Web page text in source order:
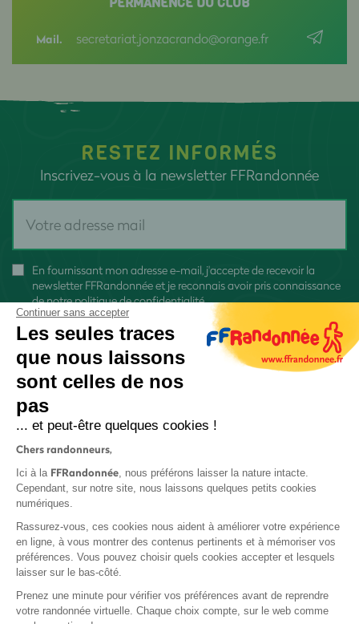
Mail. secretariat.jonzacrando@orange.fr
RESTEZ INFORMÉS
Inscrivez-vous à la newsletter FFRandonnée
En fournissant mon adresse e-mail, j'accepte de recevoir la
newsletter FFRandonnée et je reconnais avoir pris connaissance
denotre politique de confidentialité
Protection des données
Politique de confidentialité
Continuer sans accepter
Les seules traces
que nous laissons
sont celles de nos
pas
... et peut-être quelques cookies !
Chers randonneurs,
Ici à la FFRandonnée, nous préférons laisser la nature intacte.
Cependant, sur notre site, nous laissons quelques petits cookies
numériques.
Rassurez-vous, ces cookies nous aident à améliorer votre expérience
en ligne, à vous montrer des contenus pertinents et à mémoriser vos
préférences. Vous pouvez choisir quels cookies accepter et lesquels
laisser sur le bas-côté.
Prenez une minute pour vérifier vos préférences avant de reprendre
votre randonnée virtuelle. Chaque choix compte, sur le web comme